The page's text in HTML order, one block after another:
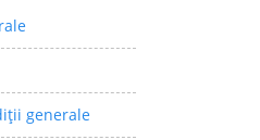
generale